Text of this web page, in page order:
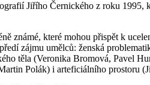
Jiřího Černického z roku 1995,
známé, které mohou přispět k
zájmu umělců: ženská
těla (Veronika Bromová, Pavel
Polák) i arteficiálního prostoru